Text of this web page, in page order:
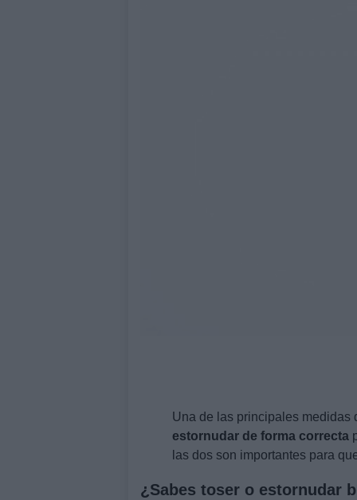
Una de las principales medidas
estornudar de forma correcta
las dos son importantes para
¿Sabes toser o estornudar